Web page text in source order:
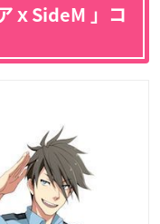
ｘSideM 」コ